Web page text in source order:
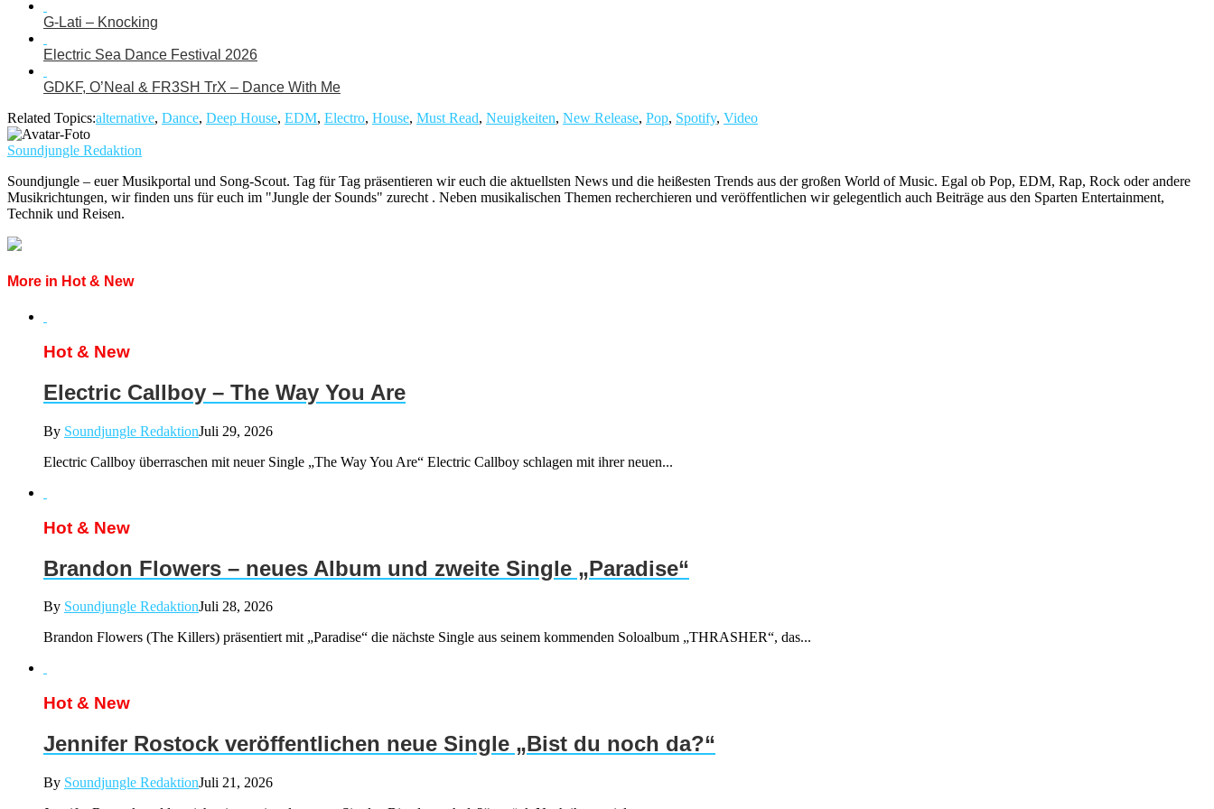
G-Lati – Knocking
Electric Sea Dance Festival 2026
GDKF, O’Neal & FR3SH TrX – Dance With Me
Related Topics:alternative, Dance, Deep House, EDM, Electro, House, Must Read, Neuigkeiten, New Release, Pop, Spotify, Video
Soundjungle Redaktion
Soundjungle – euer Musikportal und Song-Scout. Tag für Tag präsentieren wir euch die aktuellsten News und die heißesten Trends aus der großen World of Music. Egal ob Pop, EDM, Rap, Rock oder andere
Musikrichtungen, wir finden uns für euch im "Jungle der Sounds" zurecht . Neben musikalischen Themen recherchieren und veröffentlichen wir gelegentlich auch Beiträge aus den Sparten Entertainment,
Technik und Reisen.
More in Hot & New
Hot & New
Electric Callboy – The Way You Are
By Soundjungle RedaktionJuli 29, 2026
Electric Callboy überraschen mit neuer Single „The Way You Are“ Electric Callboy schlagen mit ihrer neuen...
Hot & New
Brandon Flowers – neues Album und zweite Single „Paradise“
By Soundjungle RedaktionJuli 28, 2026
Brandon Flowers (The Killers) präsentiert mit „Paradise“ die nächste Single aus seinem kommenden Soloalbum „THRASHER“, das...
Hot & New
Jennifer Rostock veröffentlichen neue Single „Bist du noch da?“
By Soundjungle RedaktionJuli 21, 2026